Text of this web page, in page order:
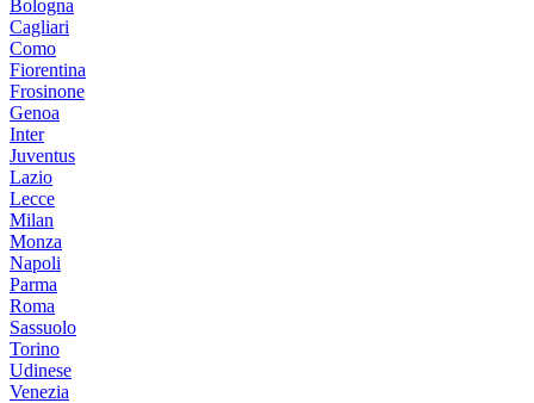
Bologna
Cagliari
Como
Fiorentina
Frosinone
Genoa
Inter
Juventus
Lazio
Lecce
Milan
Monza
Napoli
Parma
Roma
Sassuolo
Torino
Udinese
Venezia